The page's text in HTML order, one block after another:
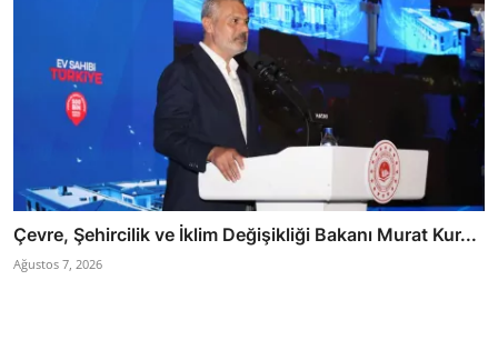
Çevre, Şehircilik ve İklim Değişikliği Bakanı Murat Kur...
Ağustos 7, 2026